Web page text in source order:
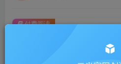
此内容为付费阅读，请付费后查看
付费阅读